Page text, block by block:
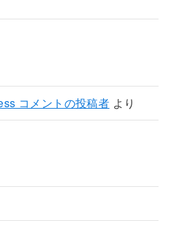
コメントの投稿者 より